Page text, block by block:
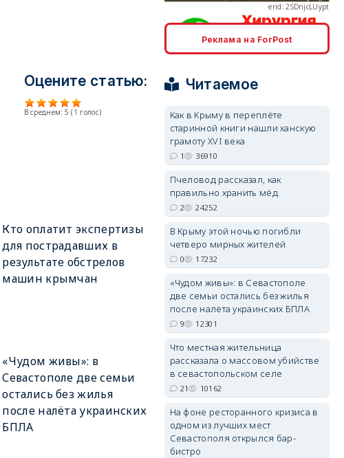
Оцените статью:
В среднем: 5 ( 1 голос)
Кто оплатит экспертизы
для пострадавших в
результате обстрелов
машин крымчан
«Чудом живы»: в
Севастополе две семьи
остались без жилья
после налёта украинских
БПЛА
erid: 2SDnjcrDNw6
erid: 2SDnjdvhGXG
Реклама на ForPost
Читаемое
Как в Крыму в переплёте
старинной книги нашли ханскую
грамоту XVI века
1 36910
Пчеловод рассказал, как
правильно хранить мёд
2 24252
В Крыму этой ночью погибли
четверо мирных жителей
0 17232
«Чудом живы»: в Севастополе
две семьи остались без жилья
после налёта украинских БПЛА
9 12301
Что местная жительница
рассказала о массовом убийстве
в севастопольском селе
21 10162
На фоне ресторанного кризиса в
одном из лучших мест
Севастополя открылся бар-
бистро